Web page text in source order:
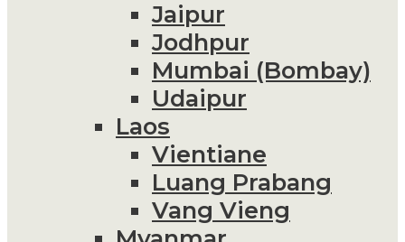
Jaipur
Jodhpur
Mumbai (Bombay)
Udaipur
Laos
Vientiane
Luang Prabang
Vang Vieng